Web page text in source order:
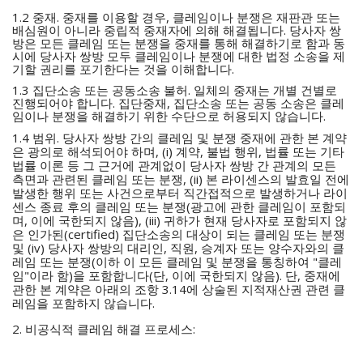
1.2 중재. 중재를 이용할 경우, 클레임이나 분쟁은 재판관 또는
배심원이 아니라 중립적 중재자에 의해 해결됩니다. 당사자 쌍
방은 모든 클레임 또는 분쟁을 중재를 통해 해결하기로 함과 동
시에 당사자 쌍방 모두 클레임이나 분쟁에 대한 법정 소송을 제
기할 권리를 포기한다는 것을 이해합니다.
1.3 집단소송 또는 공동소송 불허. 일체의 중재는 개별 건별로
진행되어야 합니다. 집단중재, 집단소송 또는 공동 소송은 클레
임이나 분쟁을 해결하기 위한 수단으로 허용되지 않습니다.
1.4 범위. 당사자 쌍방 간의 클레임 및 분쟁 중재에 관한 본 계약
은 광의로 해석되어야 하며, (i) 계약, 불법 행위, 법률 또는 기타
법률 이론 등 그 근거에 관계없이 당사자 쌍방 간 관계의 모든
측면과 관련된 클레임 또는 분쟁, (ii) 본 라이센스의 발효일 전에
발생한 행위 또는 사건으로부터 직간접적으로 발생하거나 라이
센스 종료 후의 클레임 또는 분쟁(광고에 관한 클레임이 포함되
며, 이에 국한되지 않음), (iii) 귀하가 현재 당사자로 포함되지 않
은 인가된(certified) 집단소송의 대상이 되는 클레임 또는 분쟁
및 (iv) 당사자 쌍방의 대리인, 직원, 승계자 또는 양수자와의 클
레임 또는 분쟁(이하 이 모든 클레임 및 분쟁을 통칭하여 "클레
임"이라 함)을 포함합니다(단, 이에 국한되지 않음). 단, 중재에
관한 본 계약은 아래의 조항 3.14에 상술된 지적재산권 관련 클
레임을 포함하지 않습니다.
2. 비공식적 클레임 해결 프로세스: